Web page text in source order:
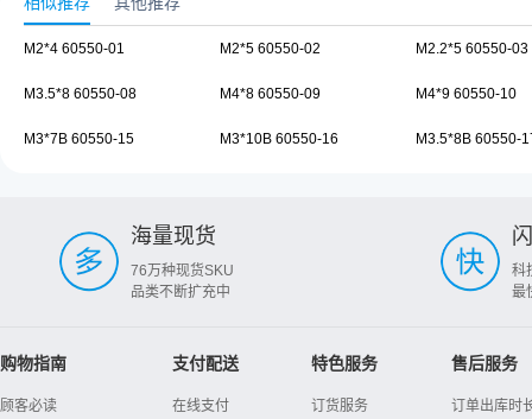
M2*4 60550-01 M2*5 60550-02 M2.2*5 60550-03
M3.5*8 60550-08 M4*8 60550-09 M4*9 60550-10
M3*7B 60550-15 M3*10B 60550-16 M3.5*8B 60550-
海量现货
76万种现货SKU
品类不断扩充中
科
最
购物指南
顾客必读
支付配送
在线支付
特色服务
订货服务
售后服务
订单出库时